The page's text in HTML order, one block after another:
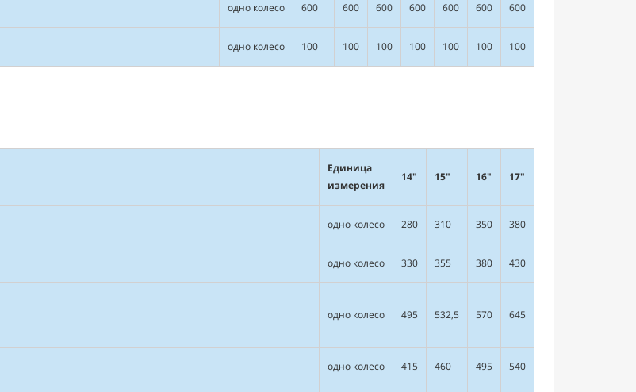
одно колесо 600 600 600 600 600 600 600
одно колесо 100 100 100 100 100 100 100
Единица
измерения
14" 15" 16" 17"
одно колесо 280 310 350 380
одно колесо 330 355 380 430
одно колесо 495 532,5 570 645
одно колесо 415 460 495 540